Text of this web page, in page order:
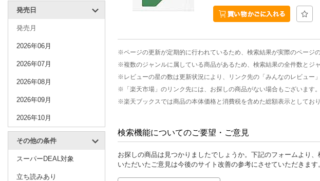
発売日
発売月
2026年06月
2026年07月
2026年08月
2026年09月
2026年10月
その他の条件
スーパーDEAL対象
立ち読みあり
※ページの更新が定期的に行われているため、検索結果が実際のページ
※複数のジャンルに属している商品があるため、検索結果の全件数とジ
※レビューの星の数は更新状況により、リンク先の「みんなのレビュー
※「楽天市場」のリンク先には、お探しの商品がない場合もございます
※楽天ブックスでは商品の本体価格と消費税を含めた総額表示としてお
検索機能についてのご要望・ご意見
お探しの商品は見つかりましたでしょうか。下記のフォームより
いただいたご意見は今後のサイト改善の参考にさせていただきます